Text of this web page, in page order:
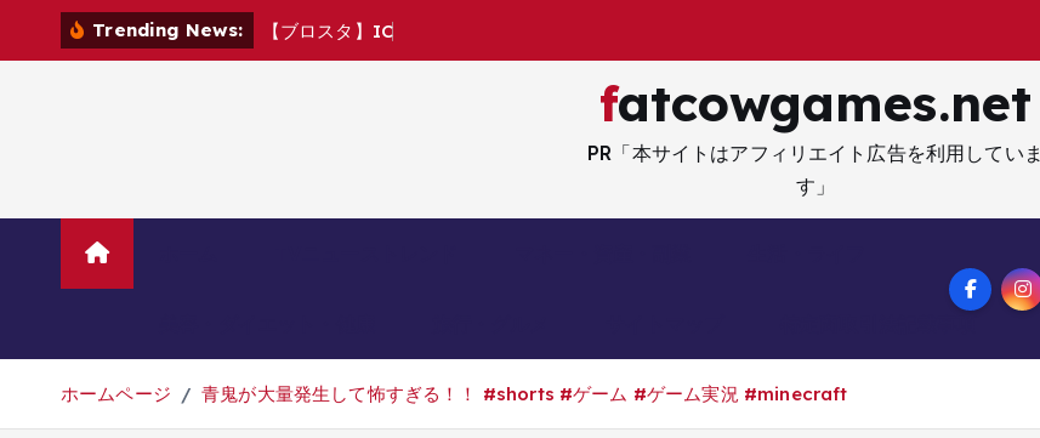
Trending News: 【ブロ ス タ 】 IC
fatcowgames.net
PR「本サイトはアフィリエイト広告を利用していま
す」
ホームページ 青鬼が大量発生して怖すぎる！！ #shorts #ゲーム #ゲーム実況 #minecraft